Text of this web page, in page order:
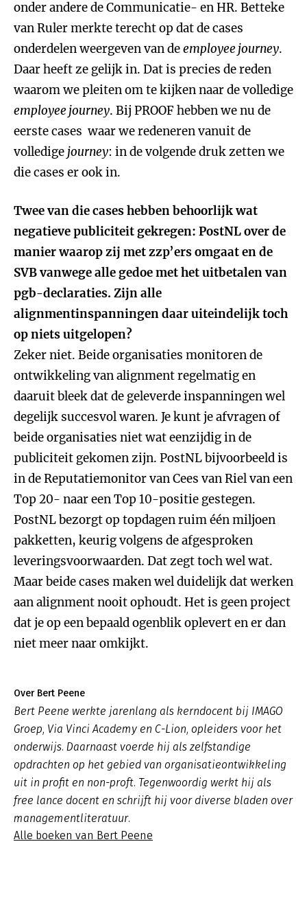
onder andere de Communicatie- en HR. Betteke
van Ruler merkte terecht op dat de cases
onderdelen weergeven van deemployee journey.
Daar heeft ze gelijk in. Dat is precies de reden
waarom we pleiten om te kijken naar de volledige
employee journey. Bij PROOF hebben we nu de
eerste cases waar we redeneren vanuit de
volledige journey: in de volgende druk zetten we
die cases er ook in.
Twee van die cases hebben behoorlijk wat
negatieve publiciteit gekregen: PostNL over de
manier waarop zij met zzp’ers omgaat en de
SVB vanwege alle gedoe met het uitbetalen van
pgb-declaraties. Zijn alle
alignmentinspanningen daar uiteindelijk toch
op niets uitgelopen?
Zeker niet. Beide organisaties monitoren de
ontwikkeling van alignment regelmatig en
daaruit bleek dat de geleverde inspanningen wel
degelijk succesvol waren. Je kunt je afvragen of
beide organisaties niet wat eenzijdig in de
publiciteit gekomen zijn. PostNL bijvoorbeeld is
in de Reputatiemonitor van Cees van Riel van een
Top 20- naar een Top 10-positie gestegen.
PostNL bezorgt op topdagen ruim één miljoen
pakketten, keurig volgens de afgesproken
leveringsvoorwaarden. Dat zegt toch wel wat.
Maar beide cases maken wel duidelijk dat werken
aan alignment nooit ophoudt. Het is geen project
dat je op een bepaald ogenblik oplevert en er dan
niet meer naar omkijkt.
Over Bert Peene
Bert Peene werkte jarenlang als kerndocent bij IMAGO
Groep, Via Vinci Academy en C-Lion, opleiders voor het
onderwijs. Daarnaast voerde hij als zelfstandige
opdrachten op het gebied van organisatieontwikkeling
uit in profit en non-proft. Tegenwoordig werkt hij als
free lance docent en schrijft hij voor diverse bladen over
managementliteratuur.
Alle boeken van Bert Peene